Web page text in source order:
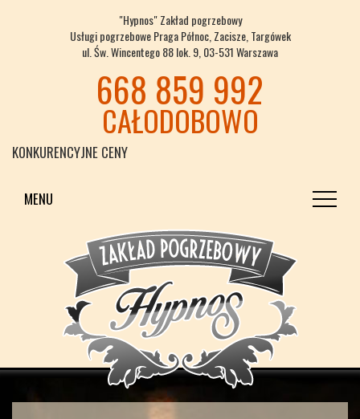
"Hypnos" Zakład pogrzebowy
Usługi pogrzebowe Praga Północ, Zacisze, Targówek
ul. Św. Wincentego 88 lok. 9, 03-531 Warszawa
668 859 992
CAŁODOBOWO
KONKURENCYJNE CENY
MENU